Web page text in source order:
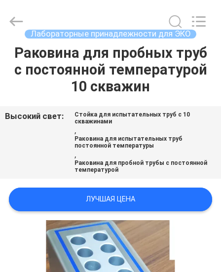
ДОМ
ПРОДУКТЫ
ВИДЕО
ПУТЕШЕСТВИЕ
ФАБРИКИ
ПРОВЕРКА
КАЧЕСТВА
Science
Technology
Reserved.
Лабораторные принадлежности для ЭКО
Раковина для пробных труб
с постоянной температурой
10 скважин
Высокий свет:
Стойка для испытательных труб с 10
скважинами
,
Раковина для испытательных труб
постоянной температуры
,
Раковина для пробной трубы с постоянной
температурой
ЛУЧШАЯ ЦЕНА